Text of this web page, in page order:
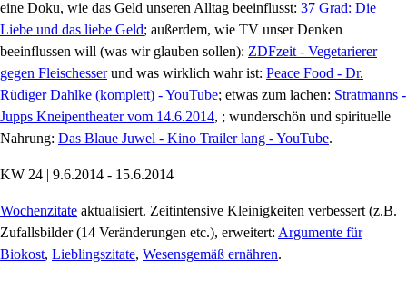
eine Doku, wie das Geld unseren Alltag beeinflusst: 37 Grad: Die
Liebe und das liebe Geld; außerdem, wie TV unser Denken
beeinflussen will (was wir glauben sollen): ZDFzeit - Vegetarierer
gegen Fleischesserund was wirklich wahr ist: Peace Food - Dr.
Rüdiger Dahlke (komplett) - YouTube; etwas zum lachen: Stratmanns -
Jupps Kneipentheater vom 14.6.2014, ; wunderschön und spirituelle
Nahrung: Das Blaue Juwel - Kino Trailer lang - YouTube.
KW 24 | 9.6.2014 - 15.6.2014
Wochenzitate aktualisiert. Zeitintensive Kleinigkeiten verbessert (z.B.
Zufallsbilder (14 Veränderungen etc.), erweitert: Argumente für
Biokost, Lieblingszitate, Wesensgemäß ernähren.